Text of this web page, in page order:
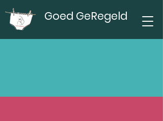
Goed GeRegeld